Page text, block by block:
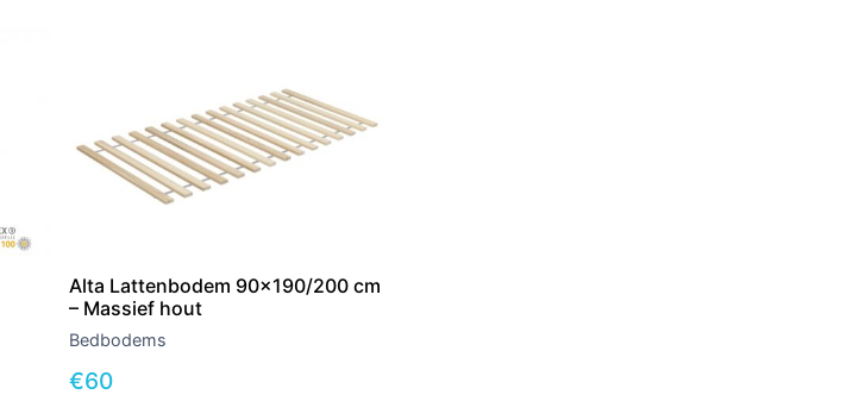
Alta Lattenbodem 90×190/200 cm
– Massief hout
Bedbodems
€60